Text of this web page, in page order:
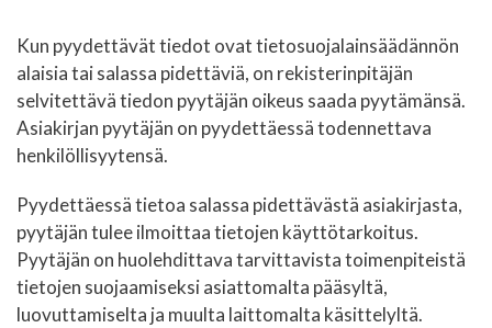
Kun pyydettävät tiedot ovat tietosuojalainsäädännön
alaisia tai salassa pidettäviä, on rekisterinpitäjän
selvitettävä tiedon pyytäjän oikeus saada pyytämänsä.
Asiakirjan pyytäjän on pyydettäessä todennettava
henkilöllisyytensä.
Pyydettäessä tietoa salassa pidettävästä asiakirjasta,
pyytäjän tulee ilmoittaa tietojen käyttötarkoitus.
Pyytäjän on huolehdittava tarvittavista toimenpiteistä
tietojen suojaamiseksi asiattomalta pääsyltä,
luovuttamiselta ja muulta laittomalta käsittelyltä.